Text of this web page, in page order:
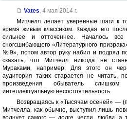
Vates, 4 мая 2014 г.
Митчелл делает уверенные шаги к
время живым классиком. Каждая его
сильнее и отточеннее. Началось
сногсшибающего «Литературного
№9», потом автор руку набил и подряд
сказать, что Митчелл никогда не
Мураками, например. Для этого он
аудитория таких старается не читать,
произведения обыватель
интеллектуальную несостоятельность.
Возвращаясь к «Тысячам осеней» —
Митчелла, как обычно, выступил лишь
волнует самого — долге, чести, любви, а